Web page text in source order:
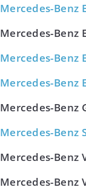
Mercedes-Benz
Mercedes-Benz
Mercedes-Benz
Mercedes-Benz
Mercedes-Benz
Mercedes-Benz
Mercedes-Benz
Mercedes-Benz